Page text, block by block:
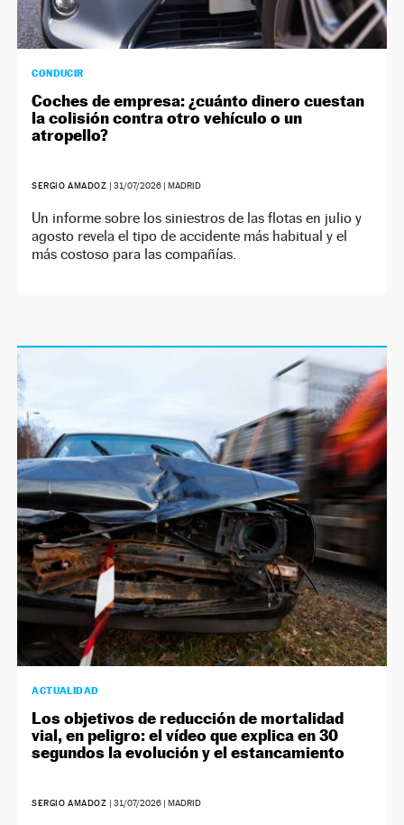
CONDUCIR
Coches de empresa: ¿cuánto dinero cuestan
la colisión contra otro vehículo o un
atropello?
SERGIO AMADOZ |31/07/2026 | MADRID
Un informe sobre los siniestros de las flotas en julio y
agosto revela el tipo de accidente más habitual y el
más costoso para las compañías.
ACTUALIDAD
Los objetivos de reducción de mortalidad
vial, en peligro: el vídeo que explica en 30
segundos la evolución y el estancamiento
SERGIO AMADOZ |31/07/2026 | MADRID